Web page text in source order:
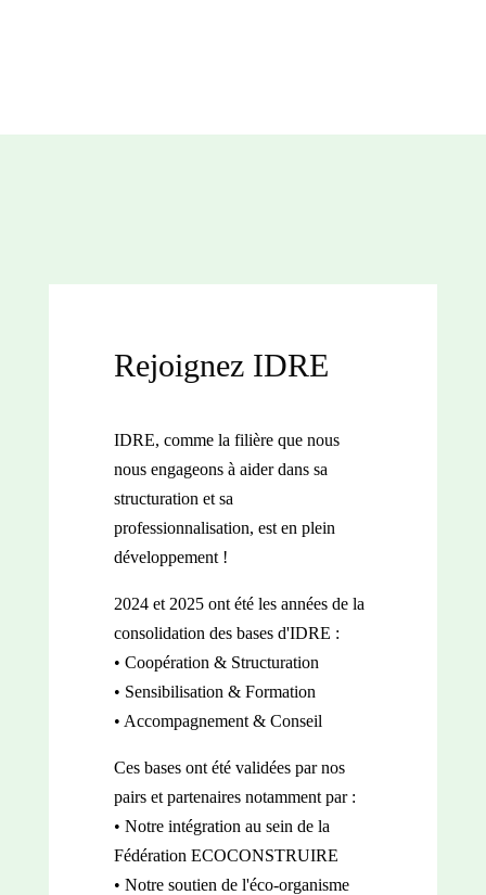
Rejoignez IDRE
IDRE, comme la filière que nous
nous engageons à aider dans sa
structuration et sa
professionnalisation, est en plein
développement !
2024 et 2025 ont été les années de la
consolidation des bases d'IDRE :
• Coopération & Structuration
• Sensibilisation & Formation
• Accompagnement & Conseil
Ces bases ont été validées par nos
pairs et partenaires notamment par :
• Notre intégration au sein de la
Fédération ECOCONSTRUIRE
• Notre soutien de l'éco-organisme